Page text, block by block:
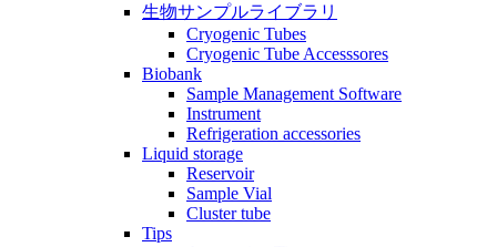
生物サンプルライブラリ
Cryogenic Tubes
Cryogenic Tube Accesssores
Biobank
Sample Management Software
Instrument
Refrigeration accessories
Liquid storage
Reservoir
Sample Vial
Cluster tube
Tips